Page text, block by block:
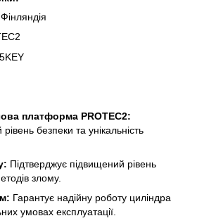
5KEY
платформа PROTEC2:
безпеки та унікальність
Підтверджує підвищений рівень
злому.
Гарантує надійну роботу циліндра
умовах експлуатації.